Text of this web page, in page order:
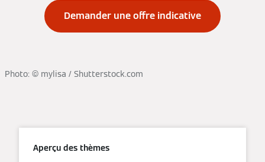
Demander une offre indicative
Photo: © mylisa / Shutterstock.com
Aperçu des thèmes